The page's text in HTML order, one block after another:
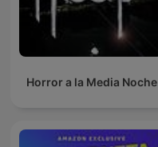
Horror a la Media Noche